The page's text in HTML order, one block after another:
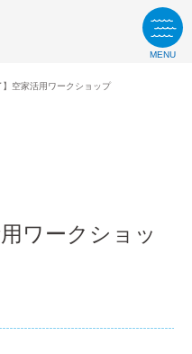
MENU
】空家活用ワークショップ
ワークショッ